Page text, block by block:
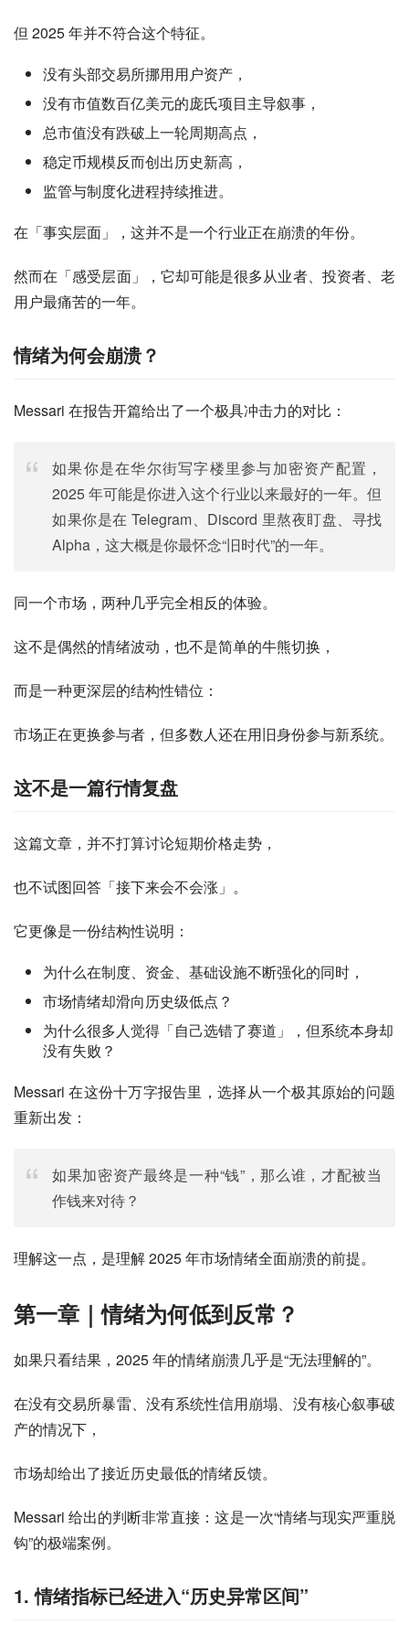
但 2025 年并不符合这个特征。
没有头部交易所挪用用户资产，
没有市值数百亿美元的庞氏项目主导叙事，
总市值没有跌破上一轮周期高点，
稳定币规模反而创出历史新高，
监管与制度化进程持续推进。
在「事实层面」，这并不是一个行业正在崩溃的年份。
然而在「感受层面」，它却可能是很多从业者、投资者、老
用户最痛苦的一年。
情绪为何会崩溃？
Messari 在报告开篇给出了一个极具冲击力的对比：
如果你是在华尔街写字楼里参与加密资产配置，
2025 年可能是你进入这个行业以来最好的一年。但
如果你是在 Telegram、Discord 里熬夜盯盘、寻找
Alpha，这大概是你最怀念“旧时代”的一年。
同一个市场，两种几乎完全相反的体验。
这不是偶然的情绪波动，也不是简单的牛熊切换，
而是一种更深层的结构性错位：
市场正在更换参与者，但多数人还在用旧身份参与新系统。
这不是一篇行情复盘
这篇文章，并不打算讨论短期价格走势，
也不试图回答「接下来会不会涨」。
它更像是一份结构性说明：
为什么在制度、资金、基础设施不断强化的同时，
市场情绪却滑向历史级低点？
为什么很多人觉得「自己选错了赛道」，但系统本身却
没有失败？
Messari 在这份十万字报告里，选择从一个极其原始的问题
重新出发：
如果加密资产最终是一种“钱”，那么谁，才配被当
作钱来对待？
理解这一点，是理解 2025 年市场情绪全面崩溃的前提。
第一章｜情绪为何低到反常？
如果只看结果，2025 年的情绪崩溃几乎是“无法理解的”。
在没有交易所暴雷、没有系统性信用崩塌、没有核心叙事破
产的情况下，
市场却给出了接近历史最低的情绪反馈。
Messari 给出的判断非常直接：这是一次“情绪与现实严重脱
钩”的极端案例。
1. 情绪指标已经进入“历史异常区间”